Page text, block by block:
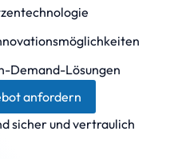
Demand-Lösungen
anfordern
sicher und vertraulich